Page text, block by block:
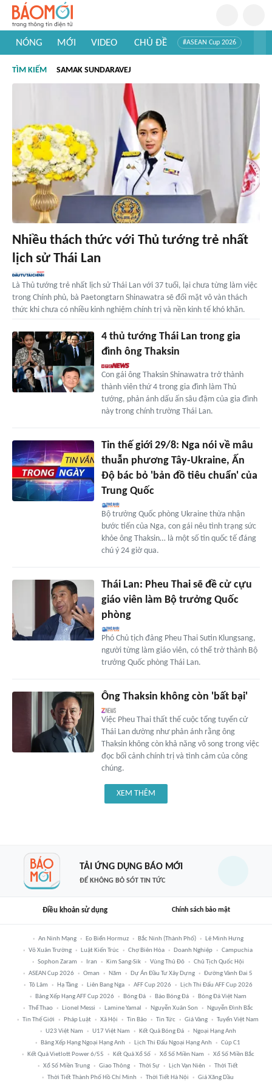
NÓNG MỚI VIDEO CHỦ ĐỀ #ASEAN Cup 2026
#Khám phá thế giới
TÌM KIẾM SAMAK SUNDARAVEJ
Nhiều thách thức với Thủ tướng trẻ nhất
lịch sử Thái Lan
Là Thủ tướng trẻ nhất lịch sử Thái Lan với 37 tuổi, lại chưa từng làm việc
trong Chính phủ, bà Paetongtarn Shinawatra sẽ đối mặt vô vàn thách
thức khi chưa có nhiều kinh nghiệm chính trị và nền kinh tế khó khăn.
4 thủ tướng Thái Lan trong gia
đình ông Thaksin
Con gái ông Thaksin Shinawatra trở thành
thành viên thứ 4 trong gia đình làm Thủ
tướng, phản ánh dấu ấn sâu đậm của gia đình
này trong chính trường Thái Lan.
Tin thế giới 29/8: Nga nói về mâu
thuẫn phương Tây-Ukraine, Ấn
Độ bác bỏ 'bản đồ tiêu chuẩn' của
Trung Quốc
Bộ trưởng Quốc phòng Ukraine thừa nhận
bước tiến của Nga, con gái nêu tình trạng sức
khỏe ông Thaksin… là một số tin quốc tế đáng
chú ý 24 giờ qua.
Thái Lan: Pheu Thai sẽ đề cử cựu
giáo viên làm Bộ trưởng Quốc
phòng
Phó Chủ tịch đảng Pheu Thai Sutin Klungsang,
người từng làm giáo viên, có thể trở thành Bộ
trưởng Quốc phòng Thái Lan.
Ông Thaksin không còn 'bất bại'
Việc Pheu Thai thất thế cuộc tổng tuyển cử
Thái Lan dường như phản ánh rằng ông
Thaksin không còn khả năng vô song trong việc
đọc bối cảnh chính trị và tình cảm của công
chúng.
XEM THÊM
TẢI ỨNG DỤNG BÁO MỚI
ĐỂ KHÔNG BỎ SÓT TIN TỨC
Điều khoản sử dụng Chính sách bảo mật
An Ninh Mạng Eo Biển Hormuz Bắc Ninh (thành Phố)
Lê Minh Hưng
Võ Xuân Trường
Luật Kiến Trúc Chợ Biên Hòa Doanh Nghiệp
Campuchia
Sophon Zaram
Iran Kim Sang-Sik Vùng Thủ Đô
Chủ Tịch Quốc Hội
ASEAN Cup 2026
Oman Năm Dự Án Đầu Tư Xây Dựng
Đường Vành Đai 5
Tô Lâm
Hạ Tầng Liên Bang Nga AFF Cup 2026
Lịch Thi Đấu AFF Cup 2026
Bảng Xếp Hạng AFF Cup 2026
Bóng Đá Báo Bóng Đá
Bóng Đá Việt Nam
Thể Thao
Lionel Messi Lamine Yamal Nguyễn Xuân Son
Nguyễn Đình Bắc
Tin Thế Giới
Pháp Luật Xã Hội Tin Bão Tin Tức Giá Vàng
Tuyển Việt Nam
U23 Việt Nam
U17 Việt Nam Kết Quả Bóng Đá
Ngoại Hạng Anh
Bảng Xếp Hạng Ngoại Hạng Anh
Lịch Thi Đấu Ngoại Hạng Anh
Cúp C1
Kết Quả Vietlott Power 6/55
Kết Quả Xổ Số Xổ Số Miền Nam
Xổ Số Miền Bắc
Xổ Số Miền Trung
Giao Thông Thời Sự Lịch Vạn Niên
Thời Tiết
Thời Tiết Thành Phố Hồ Chí Minh
Thời Tiết Hà Nội Giá Xăng Dầu